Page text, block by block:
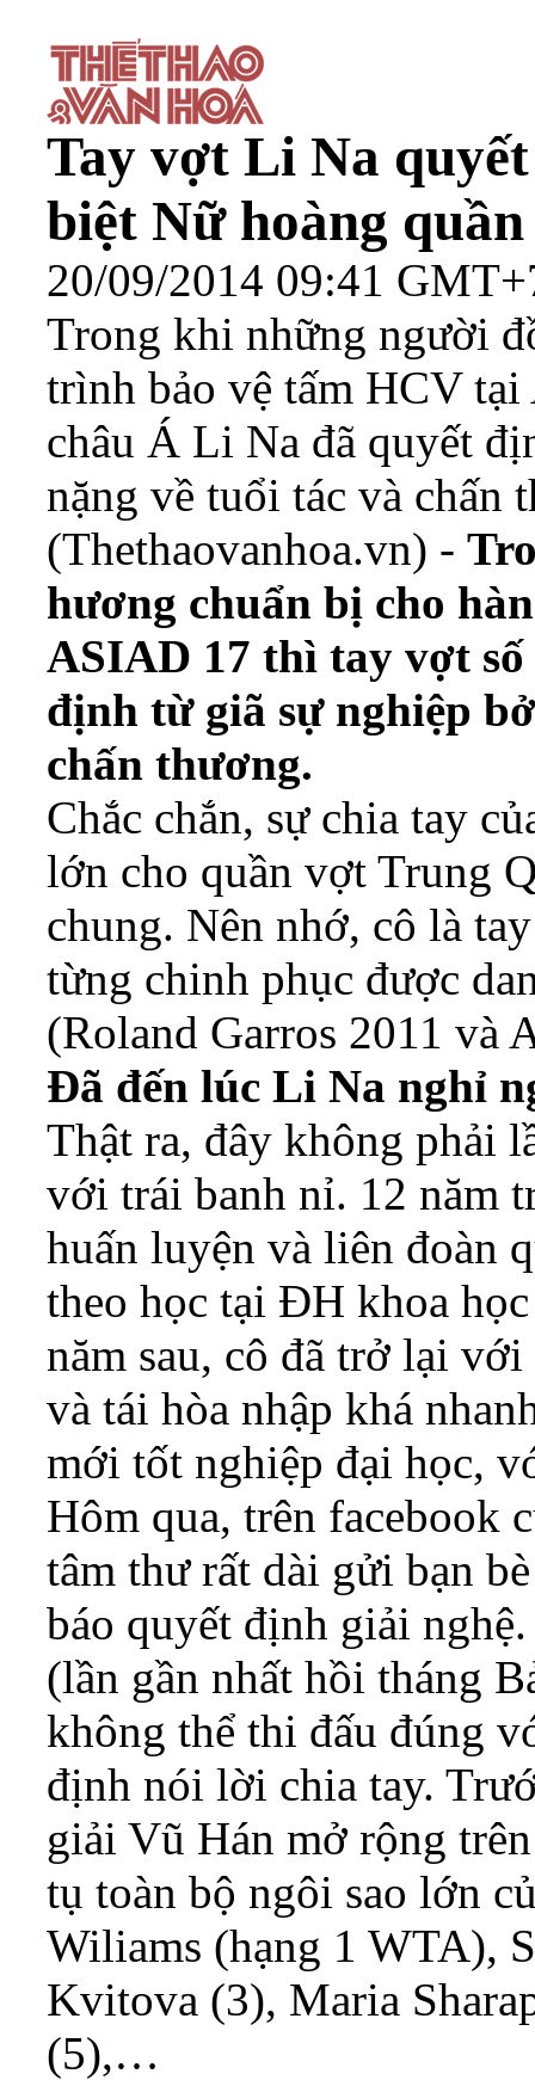
Tay vợt Li Na
biệt Nữ hoàng
20/09/2014 09:41
Trong khi những người
trình bảo vệ tấm HCV
châu Á Li Na đã quyết
nặng về tuổi tác và chấn
(Thethaovanhoa.vn) -
hương chuẩn bị cho
ASIAD 17 thì tay vợt
định từ giã sự nghiệp
chấn thương.
Chắc chắn, sự chia tay
lớn cho quần vợt Trung
chung. Nên nhớ, cô là
từng chinh phục được
(Roland Garros 2011 và
Đã đến lúc Li Na nghỉ
Thật ra, đây không phải
với trái banh nỉ. 12 năm
huấn luyện và liên đoàn
theo học tại ĐH khoa
năm sau, cô đã trở lại
và tái hòa nhập khá
mới tốt nghiệp đại học,
Hôm qua, trên facebook
tâm thư rất dài gửi bạn
báo quyết định giải
(lần gần nhất hồi tháng
không thể thi đấu đúng
định nói lời chia tay.
giải Vũ Hán mở rộng
tụ toàn bộ ngôi sao lớn
Wiliams (hạng 1 WTA),
Kvitova (3), Maria
(5),…